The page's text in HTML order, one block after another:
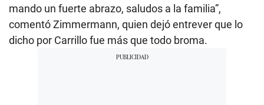
mando un fuerte abrazo, saludos a la familia”,
comentó Zimmermann, quien dejó entrever que lo
dicho por Carrillo fue más que todo broma.